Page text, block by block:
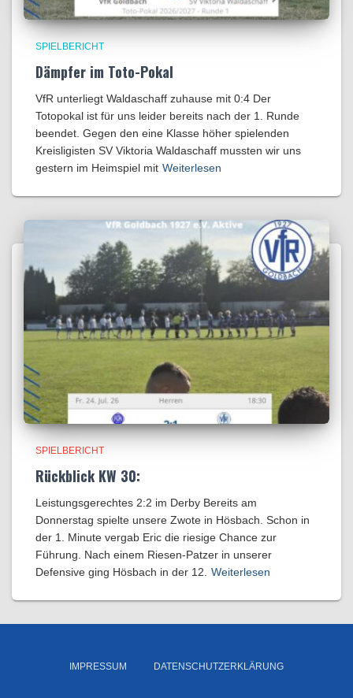
SPIELBERICHT
Dämpfer im Toto-Pokal
VfR unterliegt Waldaschaff zuhause mit 0:4​ Der
Totopokal ist für uns leider bereits nach der 1. Runde
beendet. Gegen den eine Klasse höher spielenden
Kreisligisten SV Viktoria Waldaschaff mussten wir uns
gestern im Heimspiel mit Weiterlesen
SPIELBERICHT
Rückblick KW 30:
Leistungsgerechtes 2:2 im Derby Bereits am
Donnerstag spielte unsere Zwote in Hösbach. Schon in
der 1. Minute vergab Eric die riesige Chance zur
Führung. Nach einem Riesen-Patzer in unserer
Defensive ging Hösbach in der 12.
Weiterlesen
IMPRESSUM DATENSCHUTZERKLÄRUNG